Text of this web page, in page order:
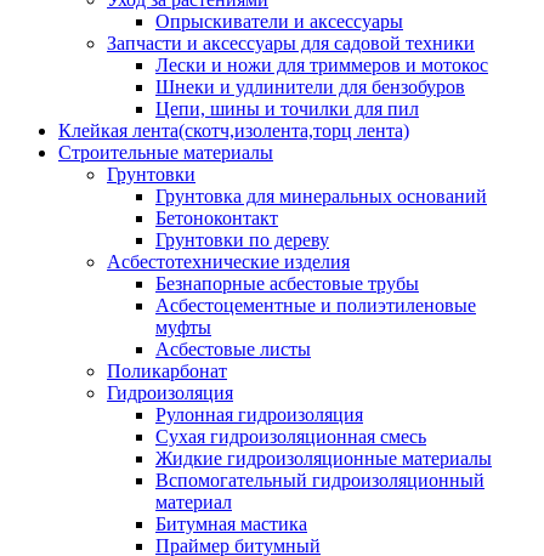
Опрыскиватели и аксессуары
Запчасти и аксессуары для садовой техники
Лески и ножи для триммеров и мотокос
Шнеки и удлинители для бензобуров
Цепи, шины и точилки для пил
Клейкая лента(скотч,изолента,торц лента)
Строительные материалы
Грунтовки
Грунтовка для минеральных оснований
Бетоноконтакт
Грунтовки по дереву
Асбестотехнические изделия
Безнапорные асбестовые трубы
Асбестоцементные и полиэтиленовые
муфты
Асбестовые листы
Поликарбонат
Гидроизоляция
Рулонная гидроизоляция
Сухая гидроизоляционная смесь
Жидкие гидроизоляционные материалы
Вспомогательный гидроизоляционный
материал
Битумная мастика
Праймер битумный